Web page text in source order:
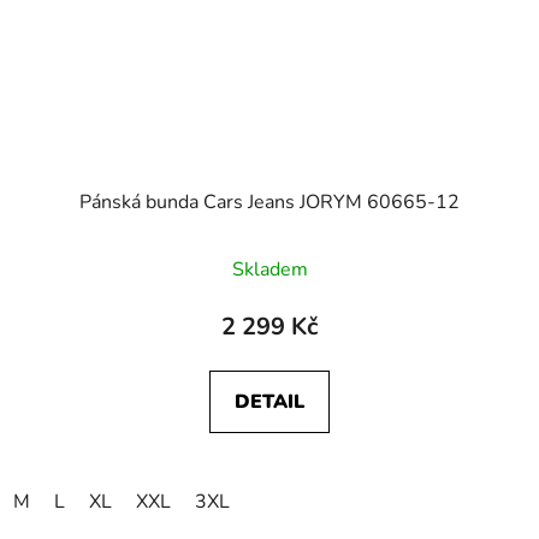
Pánská bunda Cars Jeans JORYM 60665-12
Skladem
2 299 Kč
DETAIL
M L XL XXL 3XL